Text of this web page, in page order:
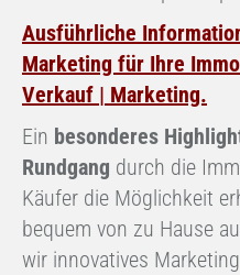
Ausführliche
Marketing für Ihre
Verkauf | Marketing.
Ein besonderes
Rundgang durch die
Käufer die Möglichkeit
bequem von zu Hause
wir innovatives